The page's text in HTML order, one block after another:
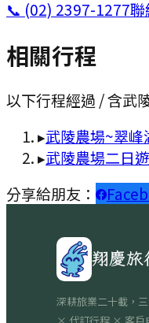
📞 (02) 2397-1277聯
相關行程
以下行程經過 / 含武
▸武陵農場~翠峰
▸武陵農場二日
分享給朋友：
翔慶旅
深耕旅業二十載，